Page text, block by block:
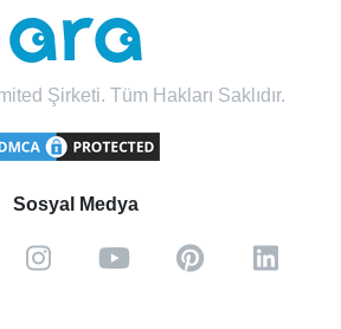
Şirketi. Tüm Hakları Saklıdır.
Sosyal Medya